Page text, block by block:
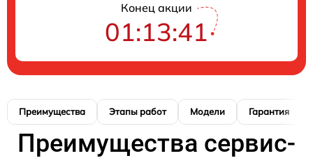
Конец акции
01:13:40
Преимущества Этапы работ Модели Гарантия
Преимущества сервис-